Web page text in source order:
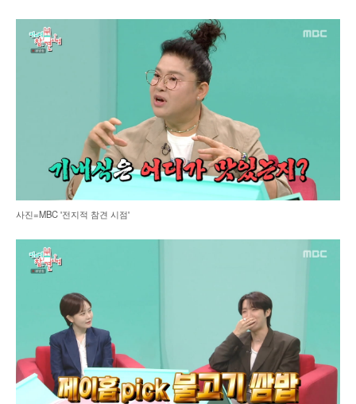
사진=MBC '전지적 참견 시점'